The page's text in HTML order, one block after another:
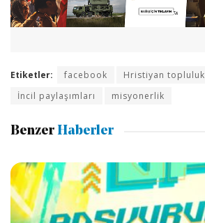
Etiketler: facebook
Hristiyan topluluk
İncil paylaşımları
misyonerlik
Benzer Haberler